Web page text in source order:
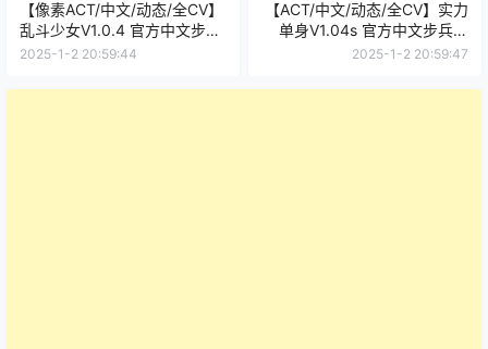
【像素ACT/中文/动态/全CV】
乱斗少女V1.0.4 官方中文步兵
版+存档【新作/2G】
2025-1-2 20:59:44
【ACT/中文/动态/全CV】实力
单身V1.04s 官方中文步兵版
【新作/1.2G】
2025-1-2 20:59:47